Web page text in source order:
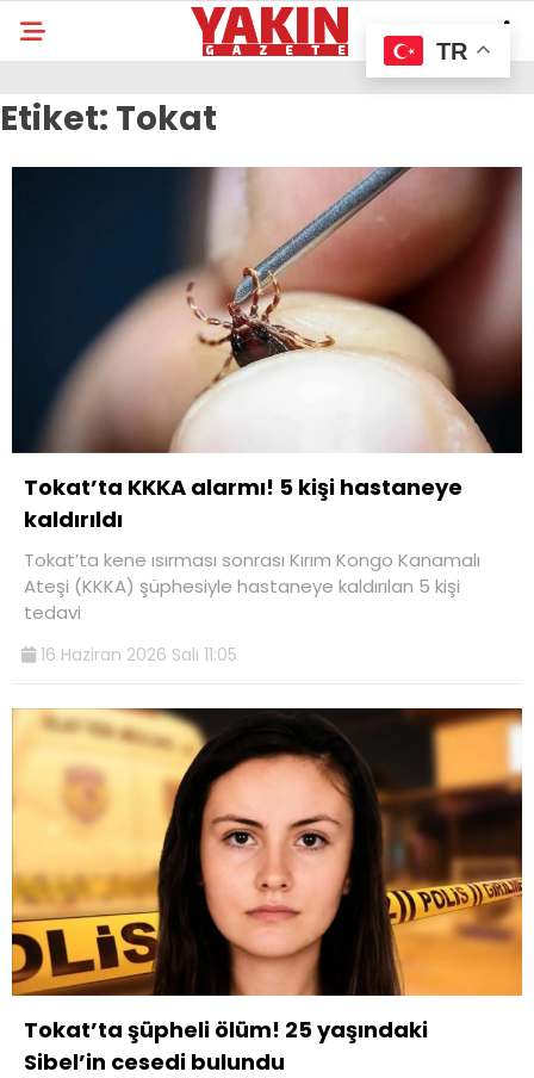
Etiket: Tokat
Tokat’ta KKKA alarmı! 5 kişi hastaneye
kaldırıldı
Tokat’ta kene ısırması sonrası Kırım Kongo Kanamalı
Ateşi (KKKA) şüphesiyle hastaneye kaldırılan 5 kişi
tedavi
16 Haziran 2026 Salı 11:05
Tokat’ta şüpheli ölüm! 25 yaşındaki
Sibel’in cesedi bulundu
TR